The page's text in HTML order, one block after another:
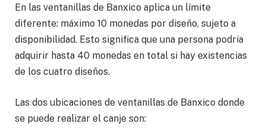
En las ventanillas de Banxico aplica un límite
diferente: máximo 10 monedas por diseño, sujeto a
disponibilidad. Esto significa que una persona podría
adquirir hasta 40 monedas en total si hay existencias
de los cuatro diseños.
Las dos ubicaciones de ventanillas de Banxico donde
se puede realizar el canje son: